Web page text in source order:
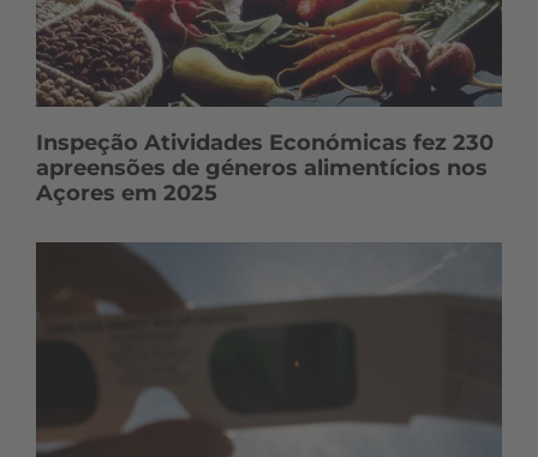
Inspeção Atividades Económicas fez 230
apreensões de géneros alimentícios nos
Açores em 2025